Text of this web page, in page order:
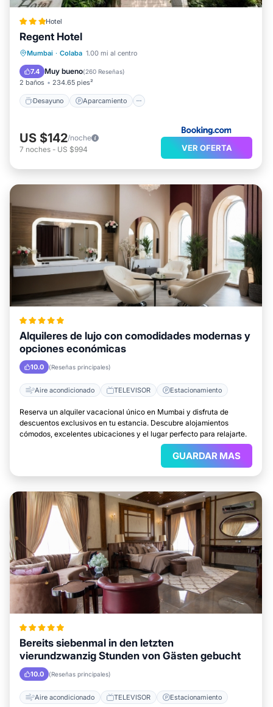
Hotel
Regent Hotel
Mumbai · Colaba 1.00 mi al centro
7.4 Muy bueno(260 Reseñas)
2 baños 234.65 pies²
Desayuno Aparcamiento
Desayuno
Aparcamiento
Aire acondicionado
US $142/noche
7 noches - US $994 VER OFERTA
Alquileres de lujo con comodidades modernas y
opciones económicas
10.0 (Reseñas principales)
Aire acondicionado TELEVISOR Estacionamiento
Reserva un alquiler vacacional único en Mumbai y disfruta de
descuentos exclusivos en tu estancia. Descubre alojamientos
cómodos, excelentes ubicaciones y el lugar perfecto para relajarte.
GUARDAR MAS
Bereits siebenmal in den letzten
vierundzwanzig Stunden von Gästen gebucht
10.0 (Reseñas principales)
Aire acondicionado TELEVISOR Estacionamiento